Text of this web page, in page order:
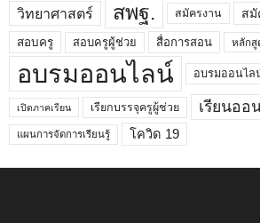
วิทยาศาสตร์ สพฐ. สมัครงาน สมั
สอบครู สอบครูผู้ช่วย สื่อการสอน หลักสู
อบรมออนไลน์ อบรมออนไล
เปิดภาคเรียน เรียกบรรจุครูผู้ช่วย เรียนออ
แผนการจัดการเรียนรู้ โควิด 19